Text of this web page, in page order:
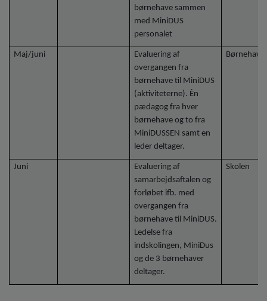
børnehave sammen
med MiniDUS
personalet
Maj/juni
Evaluering af
overgangen fra
børnehave til MiniDUS
(aktiviteterne). Èn
pædagog fra hver
børnehave og to fra
MiniDUSSEN samt en
leder deltager.
Juni
Evaluering af
samarbejdsaftalen og
forløbet ifb. med
overgangen fra
børnehave til MiniDUS.
Ledelse fra
indskolingen, MiniDus
og de 3 børnehaver
deltager.
Skolen